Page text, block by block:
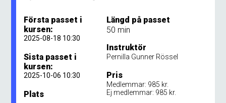
Första passet i
kursen:
2025-08-18 10:30
Sista passet i
kursen:
2025-10-06 10:30
Plats
Längd på passet
50 min
Instruktör
Pernilla Gunner Rössel
Pris
Medlemmar: 985 kr.
Ej medlemmar: 985 kr.